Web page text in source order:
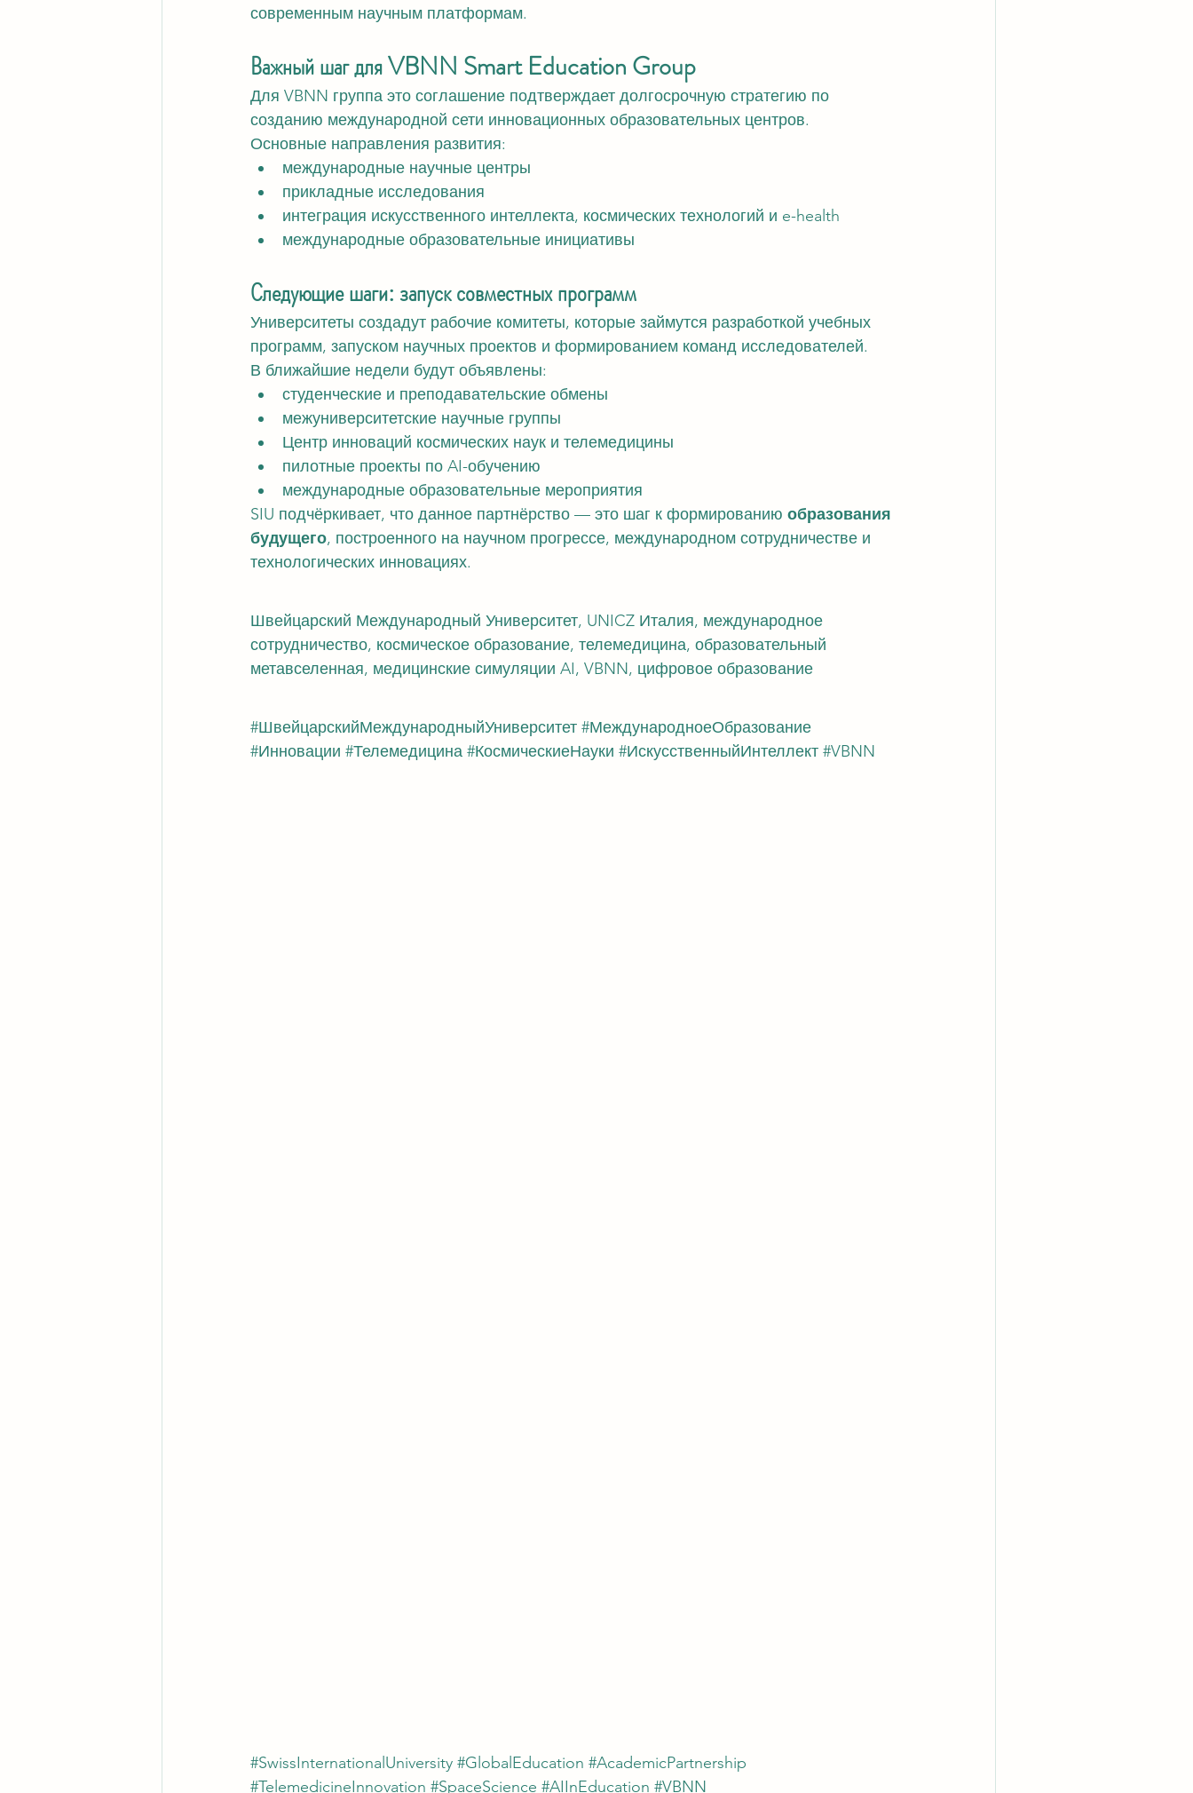
современным научным платформам.
Важный шаг для VBNN Smart Education Group
Для VBNN группа это соглашение подтверждает долгосрочную стратегию по
созданию международной сети инновационных образовательных центров.
Основные направления развития:
международные научные центры
прикладные исследования
интеграция искусственного интеллекта, космических технологий и e-health
международные образовательные инициативы
Следующие шаги: запуск совместных программ
Университеты создадут рабочие комитеты, которые займутся разработкой учебных
программ, запуском научных проектов и формированием команд исследователей.
В ближайшие недели будут объявлены:
студенческие и преподавательские обмены
межуниверситетские научные группы
Центр инноваций космических наук и телемедицины
пилотные проекты по AI-обучению
международные образовательные мероприятия
SIU подчёркивает, что данное партнёрство — это шаг к формированию образования
будущего, построенного на научном прогрессе, международном сотрудничестве и
технологических инновациях.
Швейцарский Международный Университет, UNICZ Италия, международное
сотрудничество, космическое образование, телемедицина, образовательный
метавселенная, медицинские симуляции AI, VBNN, цифровое образование
#ШвейцарскийМеждународныйУниверситет #МеждународноеОбразование
#Инновации #Телемедицина #КосмическиеНауки #ИскусственныйИнтеллект #VBNN
#SwissInternationalUniversity #GlobalEducation #AcademicPartnership
#TelemedicineInnovation #SpaceScience #AIInEducation #VBNN